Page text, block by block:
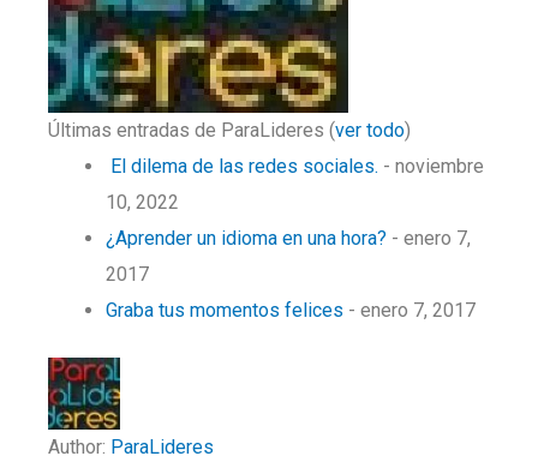
Últimas entradas de ParaLideres (ver todo)
El dilema de las redes sociales. - noviembre
10, 2022
¿Aprender un idioma en una hora? - enero 7,
2017
Graba tus momentos felices - enero 7, 2017
Author: ParaLideres